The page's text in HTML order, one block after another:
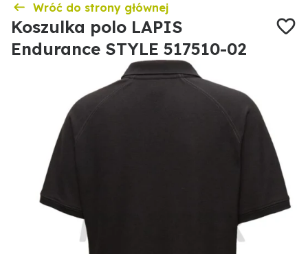
Wróć do strony głównej
Koszulka polo LAPIS
Endurance STYLE 517510-02